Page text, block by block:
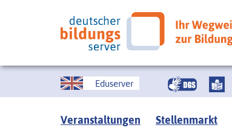
Eduserver
Veranstaltungen Stellenmarkt